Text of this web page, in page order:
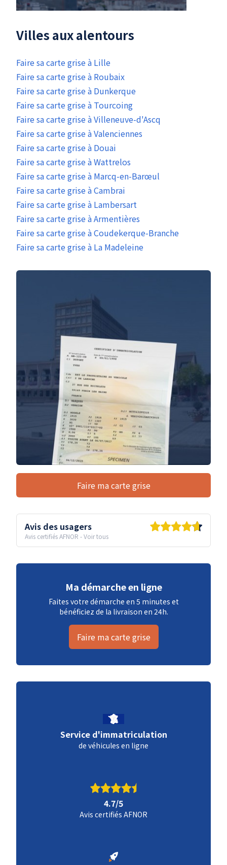
Villes aux alentours
Faire sa carte grise à Lille
Faire sa carte grise à Roubaix
Faire sa carte grise à Dunkerque
Faire sa carte grise à Tourcoing
Faire sa carte grise à Villeneuve-d'Ascq
Faire sa carte grise à Valenciennes
Faire sa carte grise à Douai
Faire sa carte grise à Wattrelos
Faire sa carte grise à Marcq-en-Barœul
Faire sa carte grise à Cambrai
Faire sa carte grise à Lambersart
Faire sa carte grise à Armentières
Faire sa carte grise à Coudekerque-Branche
Faire sa carte grise à La Madeleine
Faire ma carte grise
Avis des usagers
Avis certifiés AFNOR -Voir tous
Ma démarche en ligne
Faites votre démarche en 5 minutes et
bénéficiez de la livraison en 24h.
Faire ma carte grise
Service d'immatriculation
de véhicules en ligne
4.7/5
Avis certifiés AFNOR